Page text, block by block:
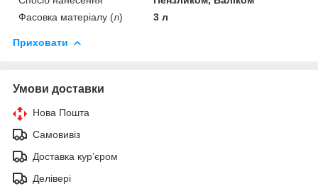
Фасовка матеріалу (л)
3 л
Приховати
Умови доставки
Нова Пошта
Самовивіз
Доставка кур’єром
Делівері